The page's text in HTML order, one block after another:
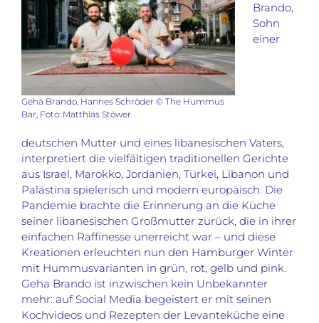
Geha Brando, Hannes Schröder © The Hummus
Bar, Foto: Matthias Stöwer
Brando,
Sohn
einer
deutschen Mutter und eines libanesischen Vaters,
interpretiert die vielfältigen traditionellen Gerichte
aus Israel, Marokko, Jordanien, Türkei, Libanon und
Palästina spielerisch und modern europäisch. Die
Pandemie brachte die Erinnerung an die Küche
seiner libanesischen Großmutter zurück, die in ihrer
einfachen Raffinesse unerreicht war – und diese
Kreationen erleuchten nun den Hamburger Winter
mit Hummusvarianten in grün, rot, gelb und pink.
Geha Brando ist inzwischen kein Unbekannter
mehr: auf Social Media begeistert er mit seinen
Kochvideos und Rezepten der Levanteküche eine